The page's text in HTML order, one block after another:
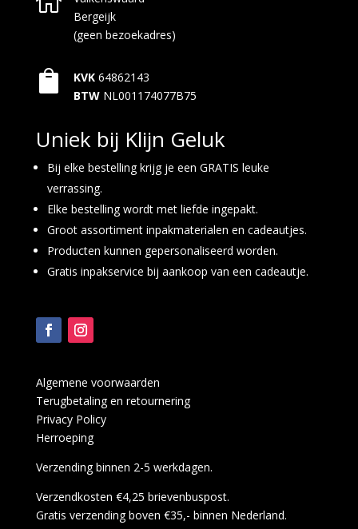
Bergeijk
(geen bezoekadres)
 KVK 64862143
BTW NL001174077B75
Uniek bij Klijn Geluk
Bij elke bestelling krijg je een GRATIS leuke
verrassing.
Elke bestelling wordt met liefde ingepakt.
Groot assortiment inpakmaterialen en cadeautjes.
Producten kunnen gepersonaliseerd worden.
Gratis inpakservice bij aankoop van een cadeautje.
Algemene voorwaarden
Terugbetaling en retournering
Privacy Policy
Herroeping
Verzending binnen 2-5 werkdagen.
Verzendkosten €4,25 brievenbuspost.
Gratis verzending boven €35,- binnen Nederland.